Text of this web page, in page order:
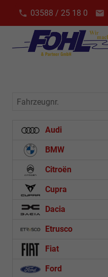
03588 / 25 18 0
Fahrzeugnr.
Audi
BMW
Citroën
Cupra
Dacia
Etrusco
Fiat
Ford